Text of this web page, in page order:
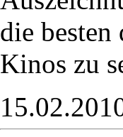
die
Kinos zu